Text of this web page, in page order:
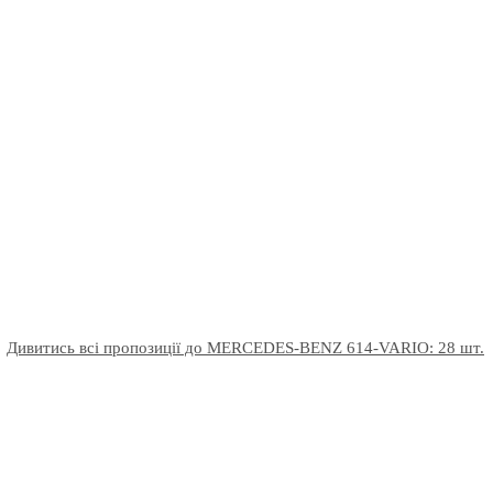
Дивитись всі пропозиції до MERCEDES-BENZ 614-VARIO: 28 шт.